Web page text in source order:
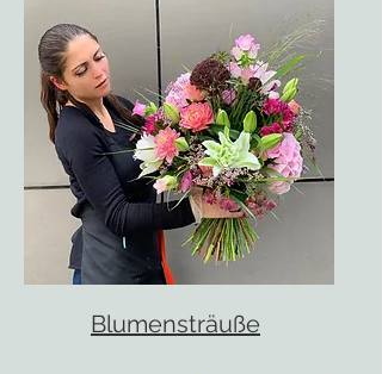
Blumensträuße